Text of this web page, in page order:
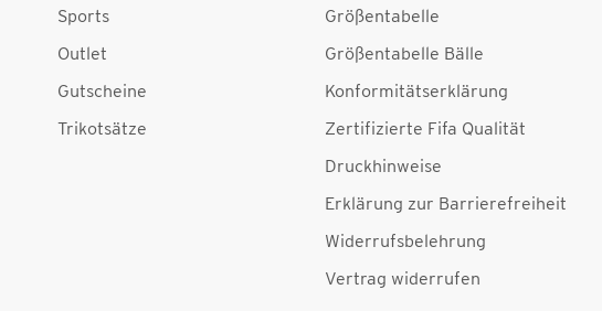
Sports
Outlet
Gutscheine
Trikotsätze
Größentabelle
Größentabelle Bälle
Konformitätserklärung
Zertifizierte Fifa Qualität
Druckhinweise
Erklärung zur Barrierefreiheit
Widerrufsbelehrung
Vertrag widerrufen